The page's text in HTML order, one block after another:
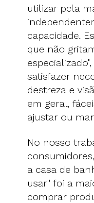
utilizar pela
capacidade.
que não
satisfazer
destreza e
em geral,
ajustar ou
No nosso
a casa de
usar" foi a
comprar